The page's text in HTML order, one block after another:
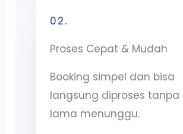
02.
Proses Cepat & Mudah
Booking simpel dan bisa
langsung diproses tanpa
lama menunggu.